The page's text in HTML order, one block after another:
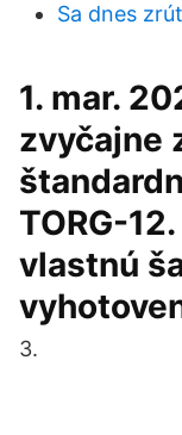
Sa dnes
1. mar.
zvyčajne
TORG-
vlastnú
3.